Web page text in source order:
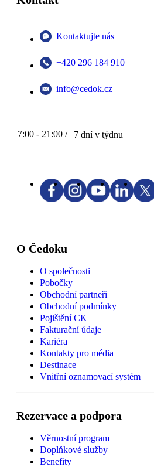
Kontaktujte nás
+420 296 184 910
info@cedok.cz
7:00 - 21:00 / 7 dní v týdnu
O Čedoku
O společnosti
Pobočky
Obchodní partneři
Obchodní podmínky
Pojištění CK
Fakturační údaje
Kariéra
Kontakty pro média
Destinace
Vnitřní oznamovací systém
Rezervace a podpora
Věrnostní program
Doplňkové služby
Benefity